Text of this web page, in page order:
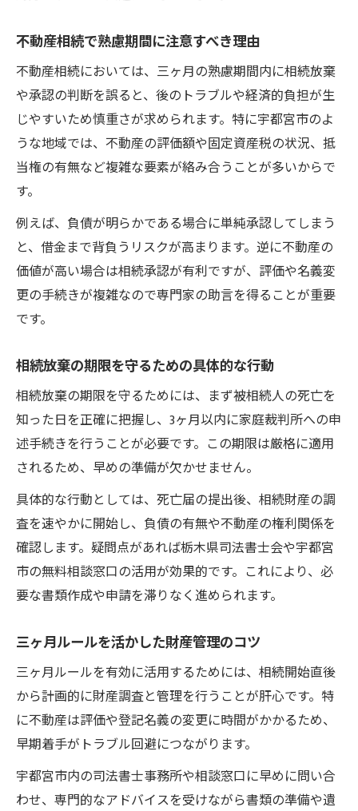
不動産相続で熟慮期間に注意すべき理由
不動産相続においては、三ヶ月の熟慮期間内に相続放棄
や承認の判断を誤ると、後のトラブルや経済的負担が生
じやすいため慎重さが求められます。特に宇都宮市のよ
うな地域では、不動産の評価額や固定資産税の状況、抵
当権の有無など複雑な要素が絡み合うことが多いからで
す。
例えば、負債が明らかである場合に単純承認してしまう
と、借金まで背負うリスクが高まります。逆に不動産の
価値が高い場合は相続承認が有利ですが、評価や名義変
更の手続きが複雑なので専門家の助言を得ることが重要
です。
相続放棄の期限を守るための具体的な行動
相続放棄の期限を守るためには、まず被相続人の死亡を
知った日を正確に把握し、3ヶ月以内に家庭裁判所への申
述手続きを行うことが必要です。この期限は厳格に適用
されるため、早めの準備が欠かせません。
具体的な行動としては、死亡届の提出後、相続財産の調
査を速やかに開始し、負債の有無や不動産の権利関係を
確認します。疑問点があれば栃木県司法書士会や宇都宮
市の無料相談窓口の活用が効果的です。これにより、必
要な書類作成や申請を滞りなく進められます。
三ヶ月ルールを活かした財産管理のコツ
三ヶ月ルールを有効に活用するためには、相続開始直後
から計画的に財産調査と管理を行うことが肝心です。特
に不動産は評価や登記名義の変更に時間がかかるため、
早期着手がトラブル回避につながります。
宇都宮市内の司法書士事務所や相談窓口に早めに問い合
わせ、専門的なアドバイスを受けながら書類の準備や遺